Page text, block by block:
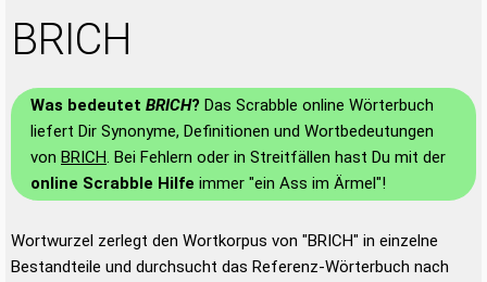
BRICH
Was bedeutet BRICH? Das Scrabble online Wörterbuch
liefert Dir Synonyme, Definitionen und Wortbedeutungen
von BRICH. Bei Fehlern oder in Streitfällen hast Du mit der
online Scrabble Hilfe immer "ein Ass im Ärmel"!
Wortwurzel zerlegt den Wortkorpus von "BRICH" in einzelne
Bestandteile und durchsucht das Referenz-Wörterbuch nach